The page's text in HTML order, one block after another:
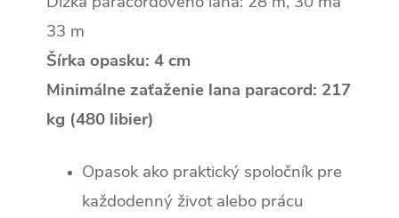
33 m
Šírka opasku: 4 cm
Minimálne zaťaženie lana paracord: 217
kg (480 libier)
Opasok ako praktický spoločník pre
každodenný život alebo prácu